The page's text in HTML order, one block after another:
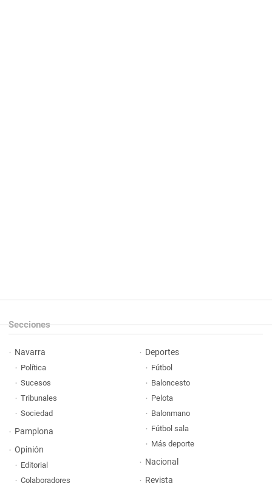
Secciones
Navarra
Política
Sucesos
Tribunales
Sociedad
Pamplona
Opinión
Editorial
Colaboradores
Deportes
Fútbol
Baloncesto
Pelota
Balonmano
Fútbol sala
Más deporte
Nacional
Revista